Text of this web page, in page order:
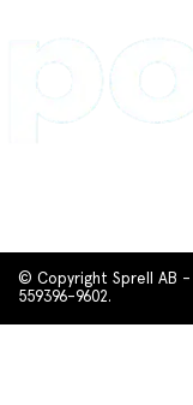
© Copyright Sprell AB -
559396-9602.